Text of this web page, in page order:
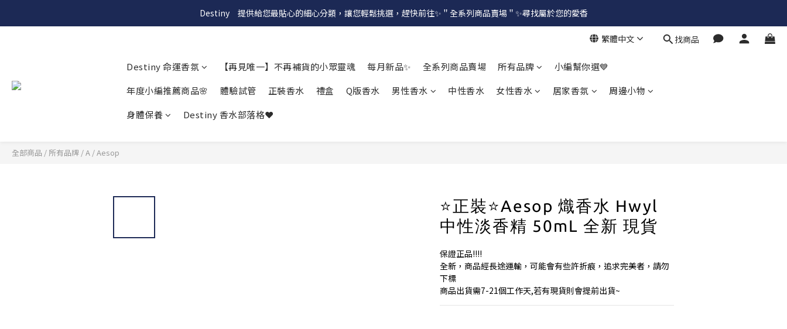
Destiny　提供給您最貼心的細心分類，讓您輕鬆挑選，趕快前往✨＂全系列商品賣場＂✨尋找屬於您的愛香
繁體中文 找商品
Destiny 命運香氛 【再見唯一】不再補貨的小眾靈魂 每月新品✨ 全系列商品賣場 所有品牌
小編幫你選💙
年度小編推薦商品🌸
體驗試管 正裝香水 禮盒 Q版香水 男性香水 中性香水 女性香水 居家香氛
周邊小物
身體保養
Destiny 香水部落格❤️
全部商品 / 所有品牌 /A /Aesop
⭐正裝⭐Aesop 熾香水 Hwyl
中性淡香精 50mL 全新 現貨
保證正品!!!!
全新，商品經長途運輸，可能會有些許折痕，追求完美者，請勿
下標
商品出貨需7-21個工作天,若有現貨則會提前出貨~